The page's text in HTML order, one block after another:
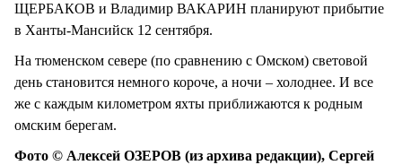
ЩЕРБАКОВ и Владимир ВАКАРИН планируют прибытие
в Ханты-Мансийск 12 сентября.
На тюменском севере (по сравнению с Омском) световой
день становится немного короче, а ночи – холоднее. И все
же с каждым километром яхты приближаются к родным
омским берегам.
Фото © Алексей ОЗЕРОВ (из архива редакции), Сергей